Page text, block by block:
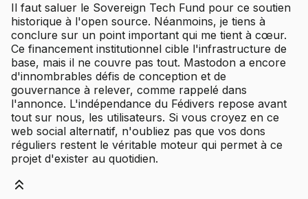
Il faut saluer le Sovereign Tech Fund pour ce soutien
historique à l'open source. Néanmoins, je tiens à
conclure sur un point important qui me tient à cœur.
Ce financement institutionnel cible l'infrastructure de
base, mais il ne couvre pas tout. Mastodon a encore
d'innombrables défis de conception et de
gouvernance à relever, comme rappelé dans
l'annonce. L'indépendance du Fédivers repose avant
tout sur nous, les utilisateurs. Si vous croyez en ce
web social alternatif, n'oubliez pas que vos dons
réguliers restent le véritable moteur qui permet à ce
projet d'exister au quotidien.